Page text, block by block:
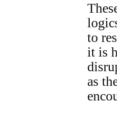
to
it is
as